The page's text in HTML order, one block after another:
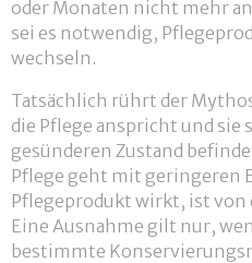
oder Monaten nicht mehr
sei es notwendig,
wechseln.
Tatsächlich rührt der
die Pflege anspricht und sie
gesünderen Zustand
Pflege geht mit geringeren
Pflegeprodukt wirkt, ist von
Eine Ausnahme gilt nur,
bestimmte